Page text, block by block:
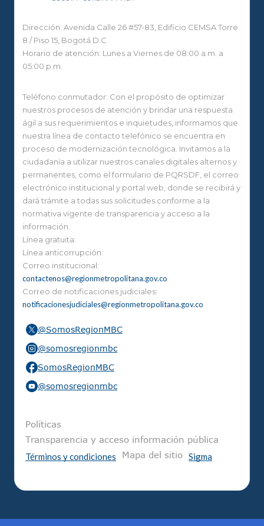
Dirección: Avenida Calle 26 #57-83, Edificio CEMSA Torre
8 / Piso 15, Bogotá D.C
Horario de atención: Lunes a Viernes de 08:00 a.m. a
05:00 p.m.
Teléfono conmutador: Con el propósito de optimizar
nuestros procesos de atención y brindar una respuesta
ágil a sus requerimientos e inquietudes, informamos que
nuestra línea de contacto telefónico se encuentra en
proceso de modernización tecnológica. Invitamos a la
ciudadanía a utilizar nuestros canales digitales alternos y
permanentes, como el formulario de PQRSDF, el correo
electrónico institucional y portal web, donde se recibirá y
dará trámite a todas sus solicitudes conforme a la
normativa vigente de transparencia y acceso a la
información.
Línea gratuita:
Línea anticorrupción:
Correo institucional:
contactenos@regionmetropolitana.gov.co
Correo de notificaciones judiciales:
notificacionesjudiciales@regionmetropolitana.gov.co
@SomosRegionMBC
@somosregionmbc
SomosRegionMBC
@somosregionmbc
Pie de página
Políticas
Transparencia y acceso información pública
Términos y condiciones
Mapa del sitio Sigma